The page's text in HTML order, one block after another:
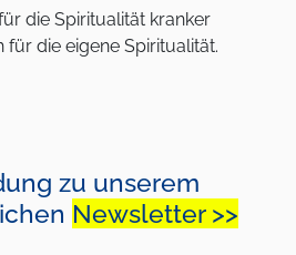
die Spiritualität kranker
für die eigene Spiritualität.
zu unserem
Newsletter >>